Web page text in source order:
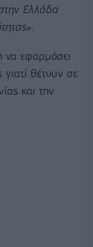
Ελλάδα
».
να εφαρμόσει
γιατί θέτουν σε
και την